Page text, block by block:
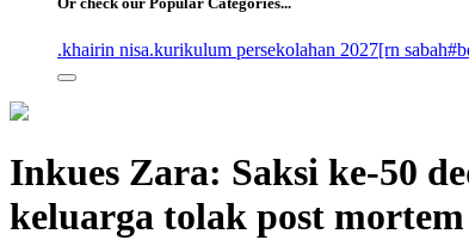
.khairin nisa.kurikulum persekolahan 2027[rn sabah
Inkues Zara: Saksi ke-50
keluarga tolak post mortem